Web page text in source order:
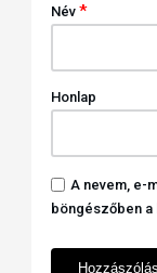
Név *
Honlap
A nevem, e-
böngészőben